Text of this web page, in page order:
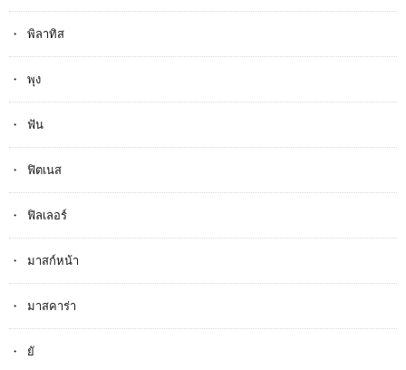
พิลาทิส
พุง
ฟัน
ฟิตเนส
ฟิลเลอร์
มาสก์หน้า
มาสคาร่า
ยั